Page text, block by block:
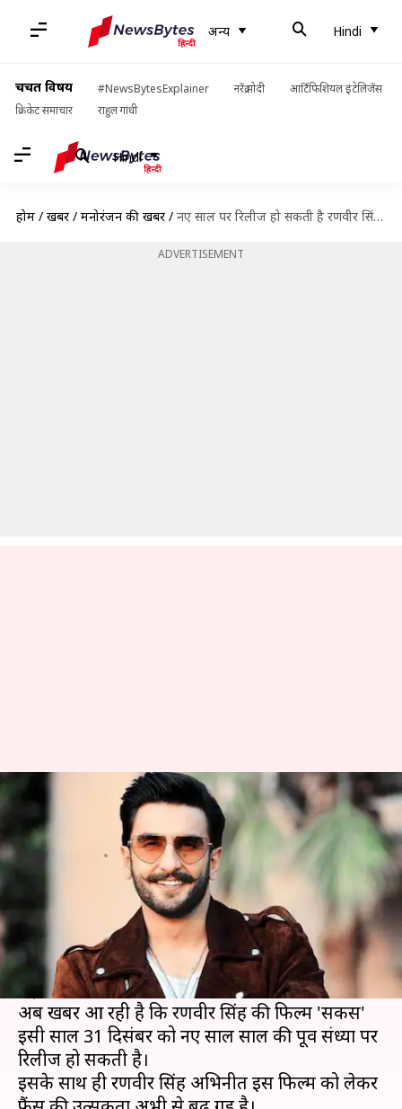
अन्य Hindi
चर्चित विषय #NewsBytesExplainer नरेंद्र मोदी
आर्टिफिशियल इंटेलिजेंस
क्रिकेट समाचार
राहुल गांधी
Hindi
होम / खबरें / मनोरंजन की खबरें / नए साल पर रिलीज हो सकती है रणवीर सिंह की फिल्म 'सर्कस'
ADVERTISEMENT
नए साल पर रिलीज हो सकती है
रणवीर सिंह की फिल्म 'सर्कस'
Feb 09, 2021 08:00 am
क्या है खबर?
इस साल अपने कई प्रोजेक्ट को लेकर बॉलीवुड अभिनेता
रणवीर सिंह बेहद चर्चा में बने हुए हैं। इस साल उनकी कई
बड़ी फिल्में बॉक्स ऑफिस पर रिलीज हो सकती हैं।
अब खबर आ रही है कि रणवीर सिंह की फिल्म 'सर्कस'
इसी साल 31 दिसंबर को नए साल साल की पूर्व संध्या पर
रिलीज हो सकती है।
इसके साथ ही रणवीर सिंह अभिनीत इस फिल्म को लेकर